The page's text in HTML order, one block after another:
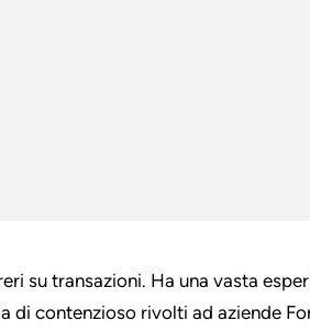
su transazioni. Ha una vasta
di contenzioso rivolti ad aziende